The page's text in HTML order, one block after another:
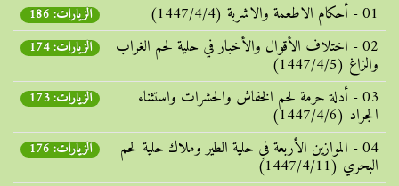
01 - أحكام الاطعمة والاشربة (1447/4/4)
الزيارات: 186
02 - اختلاف الأقوال والأخبار في حلية لحم الغراب
والزاغ (1447/4/5)
الزيارات: 174
03 - أدلة حرمة لحم الخفاش والحشرات واستثناء
الجراد (1447/4/6)
الزيارات: 173
04 - الموازين الأربعة في حلية الطير وملاك حلية لحم
البحري (1447/4/11)
الزيارات: 176